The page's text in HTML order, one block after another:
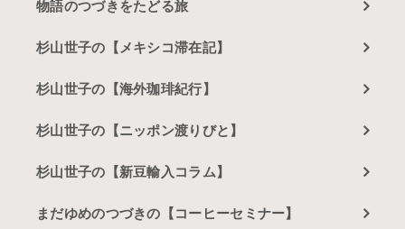
物語のつづきをたどる旅
杉山世子の【メキシコ滞在記】
杉山世子の【海外珈琲紀行】
杉山世子の【ニッポン渡りびと】
杉山世子の【新豆輸入コラム】
まだゆめのつづきの【コーヒーセミナー】